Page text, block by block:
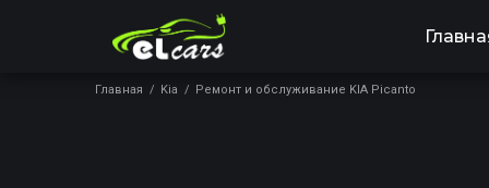
Главная / Kia / Ремонт и обслуживание KIA Picanto